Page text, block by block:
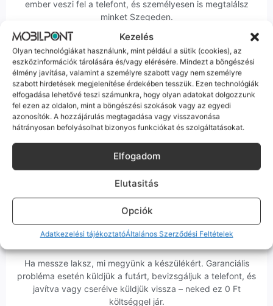
Kezelés
Olyan technológiákat használunk, mint például a sütik (cookies), az
eszközinformációk tárolására és/vagy elérésére. Mindezt a böngészési
élmény javítása, valamint a személyre szabott vagy nem személyre
szabott hirdetések megjelenítése érdekében tesszük. Ezen technológiák
elfogadása lehetővé teszi számunkra, hogy olyan adatokat dolgozzunk
fel ezen az oldalon, mint a böngészési szokások vagy az egyedi
azonosítók. A hozzájárulás megtagadása vagy visszavonása
hátrányosan befolyásolhat bizonyos funkciókat és szolgáltatásokat.
Elfogadom
Elutasitás
Opciók
Adatkezelési tájékoztatóÁltalános Szerződési Feltételek
ember veszi fel a telefont, és személyesen is megtalálsz
minket Szegeden.
Korrekt Ügyintézés
Hibázni emberi dolog, de a felelősségvállalás nálunk alap.
Ha ritkán előfordul egy hiba, nem kifogásokat keresünk,
hanem megoldást. Szakértő kollégáink azonnal kézbe
veszik az ügyedet.
Ingyenes Futár & Szerviz
Ha messze laksz, mi megyünk a készülékért. Garanciális
probléma esetén küldjük a futárt, bevizsgáljuk a telefont, és
javítva vagy cserélve küldjük vissza – neked ez 0 Ft
költséggel jár.